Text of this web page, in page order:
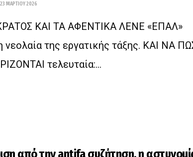
ΜΑΡΤΊΟΥ 2026
ΚΑΙ ΤΑ ΑΦΕΝΤΙΚΑ ΛΕΝΕ «ΕΠΑΛ»
νεολαία της εργατικής τάξης. ΚΑΙ ΝΑ
τελευταία:...